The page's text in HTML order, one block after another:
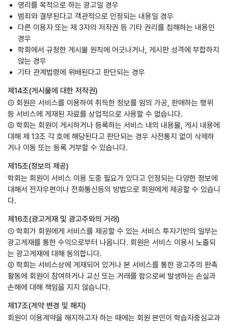
영리를 목적으로 하는 광고일 경우
범죄와 결부된다고 객관적으로 인정되는 내용일 경우
다른 이용자 또는 제 3자의 저작권 등 기타 권리를 침해하는 내용인
경우
학회에서 규정한 게시물 원칙에 어긋나거나, 게시판 성격에 부합하지
않는 경우
기타 관계법령에 위배된다고 판단되는 경우
제14조(게시물에 대한 저작권)
① 회원은 서비스를 이용하여 취득한 정보를 임의 가공, 판매하는 행위
등 서비스에 게재된 자료를 상업적으로 사용할 수 없습니다.
② 학회는 회원이 게시하거나 등록하는 서비스 내의 내용물, 게시 내용에
대해 제 13조 각 호에 해당된다고 판단되는 경우 사전통지 없이 삭제하
거나 이동 또는 등록 거부할 수 있습니다.
제15조(정보의 제공)
학회는 회원이 서비스 이용 도중 필요가 있다고 인정되는 다양한 정보에
대해서 전자우편이나 전화통신등의 방법으로 회원에게 제공할 수 있습니
다.
제16조(광고게재 및 광고주와의 거래)
① 학회가 회원에게 서비스를 제공할 수 있는 서비스 투자기반의 일부는
광고게재를 통한 수익으로부터 나옵니다. 회원은 서비스 이용시 노출되
는 광고게재에 대해 동의합니다.
② 학회는 서비스상에 게재되어 있거나 본 서비스를 통한 광고주의 판촉
활동에 회원이 참여하거나 교신 또는 거래를 함으로써 발생하는 손실과
손해에 대해 책임을 지지 않습니다.
제17조(계약 변경 및 해지)
회원이 이용계약을 해지하고자 하는 때에는 회원 본인이 학습자중심교과